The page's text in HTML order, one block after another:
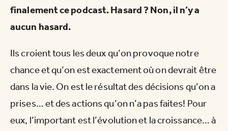
finalement ce podcast. Hasard ? Non, il n’y a
aucun hasard.
Ils croient tous les deux qu’on provoque notre
chance et qu’on est exactement où on devrait être
dans la vie. On est le résultat des décisions qu’on a
prises… et des actions qu’on n’a pas faites! Pour
eux, l’important est l’évolution et la croissance… à